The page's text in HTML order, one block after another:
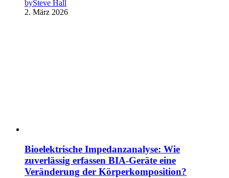
bySteve Hall
2. März 2026
Bioelektrische Impedanzanalyse: Wie
zuverlässig erfassen BIA-Geräte eine
Veränderung der Körperkomposition?